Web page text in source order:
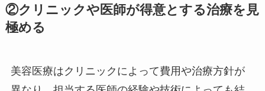
②クリニックや医師が得意とする治療を見
極める
美容医療はクリニックによって費用や治療方針が